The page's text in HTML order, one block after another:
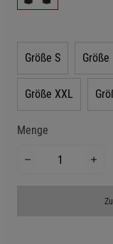
Größe S Größe
Größe XXL
Menge